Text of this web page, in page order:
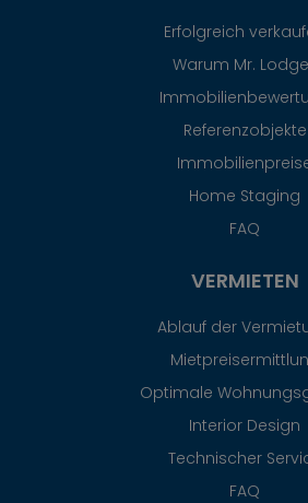
Erfolgreich
Warum Mr.
Referenzobjekte
Home Staging
FAQ
VERMIETEN
Ablauf der
Optimale
Interior Design
Technischer
FAQ